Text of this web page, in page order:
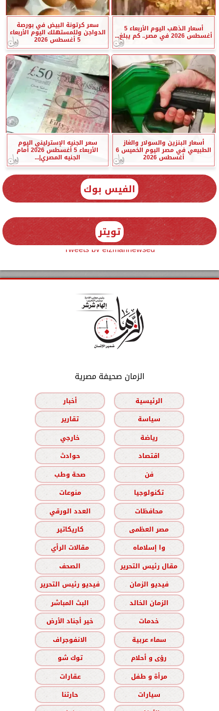
أسعار الذهب اليوم الأربعاء 5
أغسطس 2026 في مصر.. كم يبلغ...
سعر كرتونة البيض في بورصة
الدواجن وللمستهلك اليوم الأربعاء
5 أغسطس 2026
أسعار البنزين والسولار والغاز
الطبيعي في مصر اليوم الخميس 6
أغسطس 2026
سعر الجنيه الإسترليني اليوم
الأربعاء 5 أغسطس 2026 أمام
الجنيه المصري|...
الفيس بوك
تويتر
Tweets by elzmannewseg
الزمان صحيفة مصرية
الرئيسية
أخبار
سياسة
تقارير
رياضة
خارجي
اقتصاد
حوادث
فن
صحة وطب
تكنولوجيا
منوعات
محافظات
العدد الورقي
مصر العظمى
كاريكاتير
وا إسلاماه
مقالات الرأي
مقال رئيس التحرير
الصحف
فيديو الزمان
فيديو رئيس التحرير
الزمان الخالد
البث المباشر
خدمات
خير أجناد الأرض
سماء عربية
الانفوجراف
رؤى و أحلام
توك شو
مرأة و طفل
عقارات
سيارات
حارتنا